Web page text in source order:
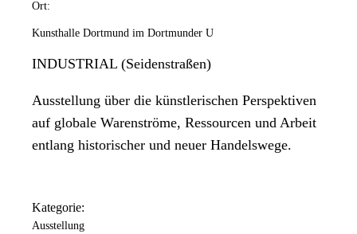
Ort:
Kunsthalle Dortmund im Dortmunder U
INDUSTRIAL (Seidenstraßen)
Ausstellung über die künstlerischen Perspektiven
auf globale Warenströme, Ressourcen und Arbeit
entlang historischer und neuer Handelswege.
Kategorie:
Ausstellung